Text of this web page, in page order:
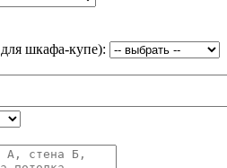
шкафа-купе):